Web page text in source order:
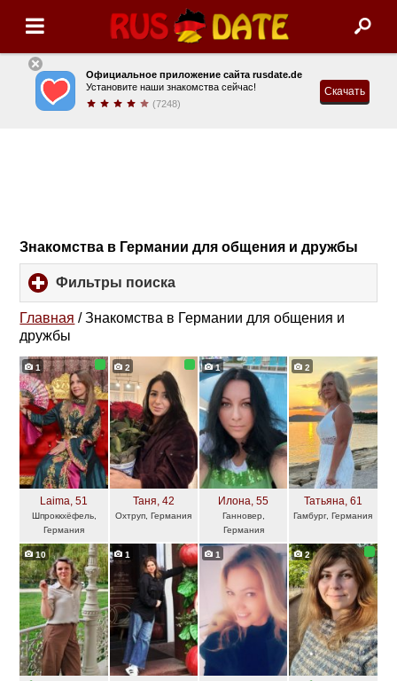
Официальное приложение сайта rusdate.de
Установите наши знакомства сейчас!
(7248)
Скачать
Знакомства в Германии для общения и дружбы
Фильтры поиска
to
expand
Главная /Знакомства в Германии для общения и
дружбы
1
Laima, 51
Шпроккхёфель,
Германия
2
Таня, 42
Охтруп, Германия
1
Илона, 55
Ганновер,
Германия
2
Татьяна, 61
Гамбург, Германия
10 1 1 2